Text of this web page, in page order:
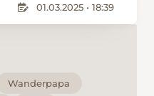
01.03.2025 • 18:39
Wanderpapa